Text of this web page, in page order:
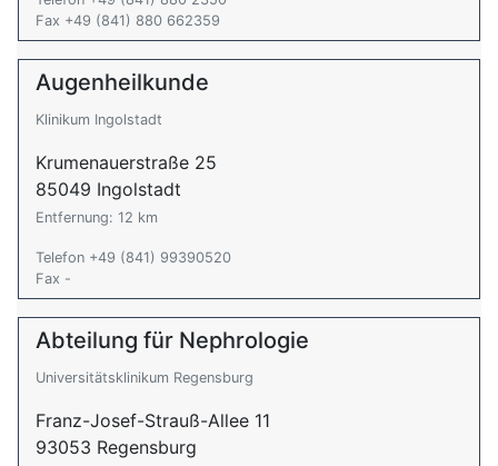
Fax +49 (841) 880 662359
Augenheilkunde
Klinikum Ingolstadt
Krumenauerstraße 25
85049 Ingolstadt
Entfernung: 12 km
Telefon +49 (841) 99390520
Fax -
Abteilung für Nephrologie
Universitätsklinikum Regensburg
Franz-Josef-Strauß-Allee 11
93053 Regensburg